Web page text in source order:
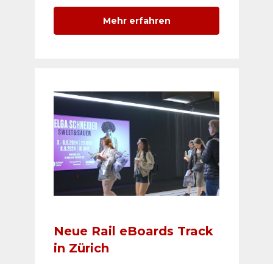
Mehr erfahren
Neue Rail eBoards Track
in Zürich